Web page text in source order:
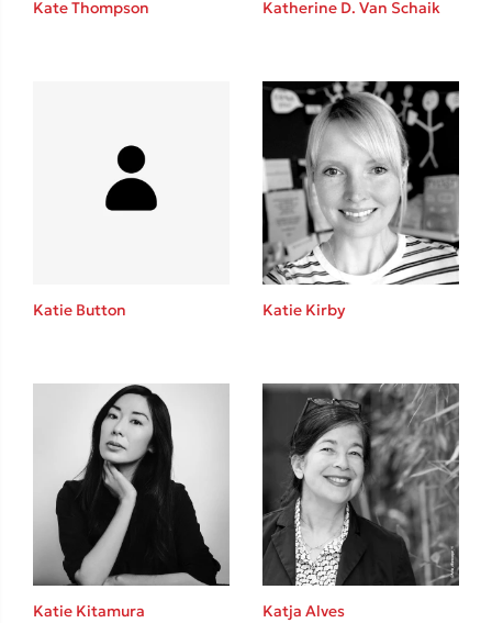
Sebastian Fitzek
Στέφανος Ξενάκης
Το λεξικό της ζωής σου
Kate Thompson Katherine D. Van Schaik
Katie Button Katie Kirby
Katie Kitamura Katja Alves